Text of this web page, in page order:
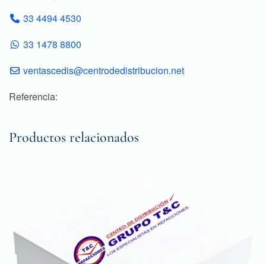
33 4494 4530
33 1478 8800
ventascedis@centrodedistribucion.net
Referencia:
Productos relacionados